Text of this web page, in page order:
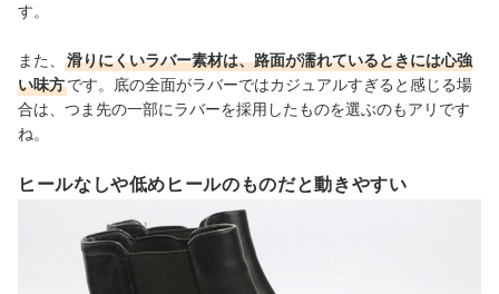
す。
また、
滑りにくいラバー素材は、路面が濡れているときには心強
い味方です。底の全面がラバーではカジュアルすぎると感じる場
合は、つま先の一部にラバーを採用したものを選ぶのもアリです
ね。
ヒールなしや低めヒールのものだと動きやすい